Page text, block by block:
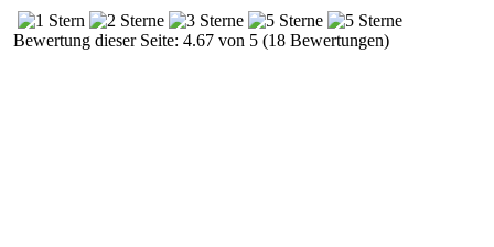
Bewertung dieser Seite: 4.67 von 5 (18 Bewertungen)